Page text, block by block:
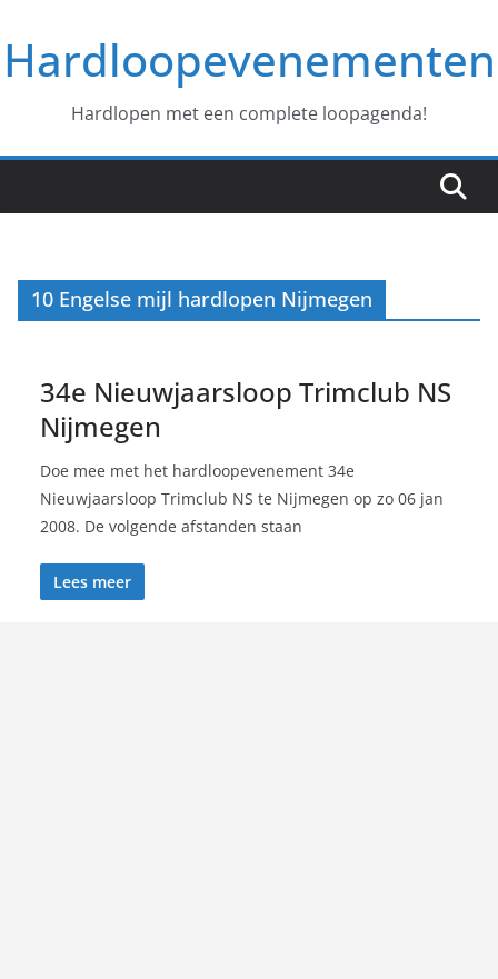
naar
deHardloopevenementen
Hardlopen met een complete loopagenda!
10 Engelse mijl hardlopen Nijmegen
34e Nieuwjaarsloop Trimclub NS
Nijmegen
Doe mee met het hardloopevenement 34e
Nieuwjaarsloop Trimclub NS te Nijmegen op zo 06 jan
2008. De volgende afstanden staan
Lees meer